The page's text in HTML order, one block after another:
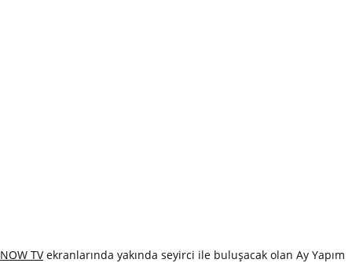
NOW TVekranlarında yakında seyirci ile buluşacak olan Ay Yapım